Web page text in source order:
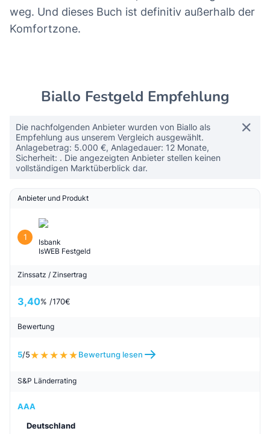
weg. Und dieses Buch ist definitiv außerhalb der
Komfortzone.
Biallo Festgeld Empfehlung
Die nachfolgenden Anbieter wurden von Biallo als
Empfehlung aus unserem Vergleich ausgewählt.
Anlagebetrag: 5.000 €, Anlagedauer: 12 Monate,
Sicherheit: . Die angezeigten Anbieter stellen keinen
vollständigen Marktüberblick dar.
Anbieter und Produkt
1
Isbank
IsWEB Festgeld
Zinssatz / Zinsertrag
3,40% /170€
Bewertung
5/5 Bewertung lesen
S&P Länderrating
AAA
Deutschland